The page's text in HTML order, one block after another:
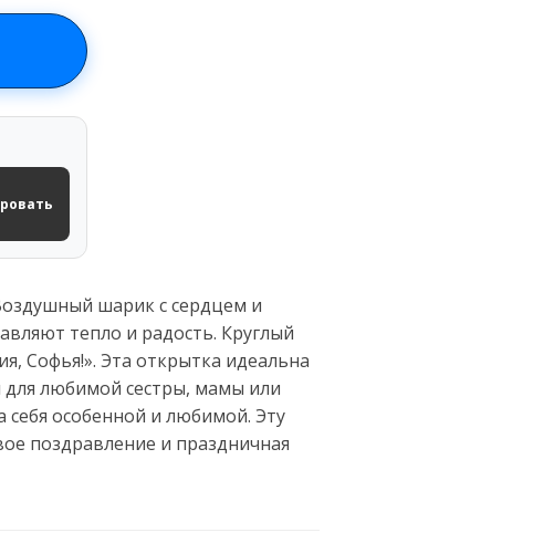
шарик с сердцем и
тепло и радость. Круглый
Софья!». Эта открытка идеальна
любимой сестры, мамы или
себя особенной и любимой. Эту
поздравление и праздничная